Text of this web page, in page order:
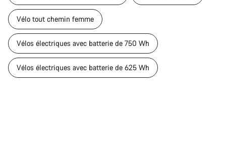
Vélo tout chemin femme
Vélos électriques avec batterie de 750 Wh
Vélos électriques avec batterie de 625 Wh